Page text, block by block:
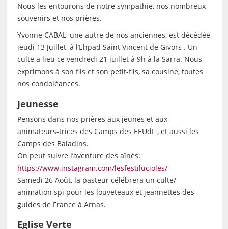
Nous les entourons de notre sympathie, nos nombreux
souvenirs et nos prières.
Yvonne CABAL, une autre de nos anciennes, est décédée
jeudi 13 Juillet, à l’Ehpad Saint Vincent de Givors . Un
culte a lieu ce vendredi 21 juillet à 9h à la Sarra. Nous
exprimons à son fils et son petit-fils, sa cousine, toutes
nos condoléances.
Jeunesse
Pensons dans nos prières aux jeunes et aux
animateurs-trices des Camps des EEUdF , et aussi les
Camps des Baladins.
On peut suivre l’aventure des aînés:
https://www.instagram.com/lesfestilucioles/
Samedi 26 Août, la pasteur célébrera un culte/
animation spi pour les louveteaux et jeannettes des
guides de France à Arnas.
Eglise Verte